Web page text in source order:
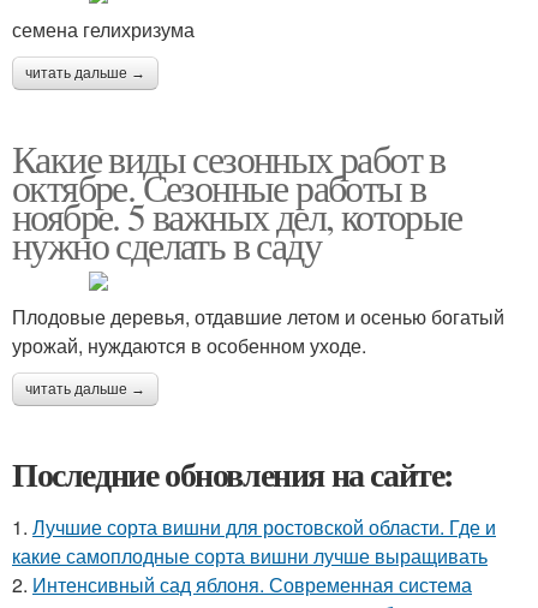
семена гелихризума
читать дальше →
Какие виды сезонных работ в
октябре. Сезонные работы в
ноябре. 5 важных дел, которые
нужно сделать в саду
Плодовые деревья, отдавшие летом и осенью богатый
урожай, нуждаются в особенном уходе.
читать дальше →
Последние обновления на сайте:
1. Лучшие сорта вишни для ростовской области. Где и
какие самоплодные сорта вишни лучше выращивать
2. Интенсивный сад яблоня. Современная система